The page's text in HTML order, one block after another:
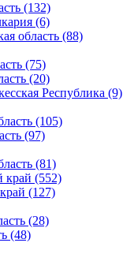
(132)
(6)
область (88)
(75)
(20)
Республика (9)
(105)
(97)
(81)
край (552)
(127)
(28)
(48)